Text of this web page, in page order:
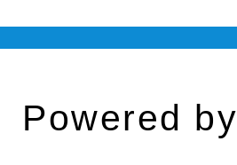
Powered by